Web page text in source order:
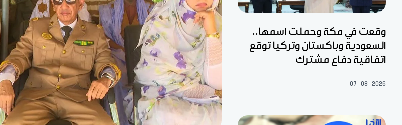
وقعت في مكة وحملت اسمها..
السعودية وباكستان وتركيا توقع
اتفاقية دفاع مشترك
07-08-2026